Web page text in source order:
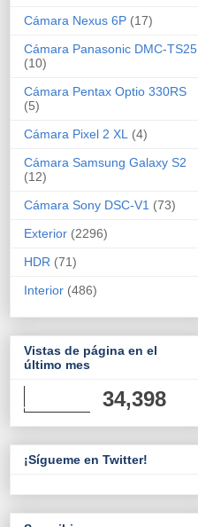
Cámara Nexus 6P (17)
Cámara Panasonic DMC-TS25
(10)
Cámara Pentax Optio 330RS
(5)
Cámara Pixel 2 XL
(4)
Cámara Samsung Galaxy S2
(12)
Cámara Sony DSC-V1 (73)
Exterior (2296)
HDR (71)
Interior (486)
Vistas de página en el
último mes
34,398
¡Sígueme en Twitter!